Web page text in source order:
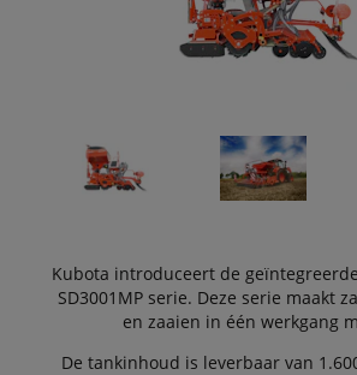
Kubota introduceert de
SD3001MP serie. Deze serie maakt
en zaaien in één werkgang
De tankinhoud is leverbaar van